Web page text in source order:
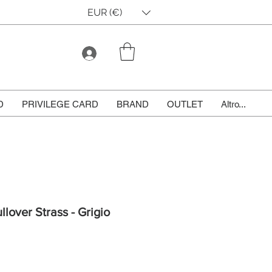
EUR (€)
PRIVILEGE CARD BRAND OUTLET Altro...
Strass - Grigio